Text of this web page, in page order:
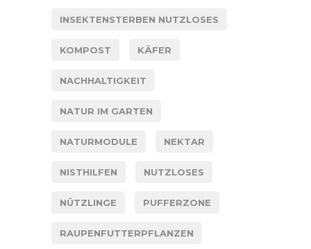
INSEKTENSTERBEN NUTZLOSES
KOMPOST KÄFER
NACHHALTIGKEIT
NATUR IM GARTEN
NATURMODULE NEKTAR
NISTHILFEN NUTZLOSES
NÜTZLINGE PUFFERZONE
RAUPENFUTTERPFLANZEN